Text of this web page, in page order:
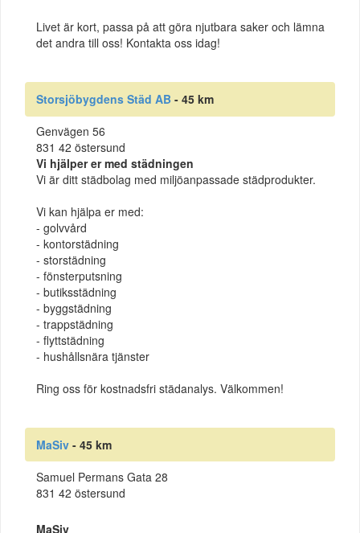
Livet är kort, passa på att göra njutbara saker och lämna
det andra till oss! Kontakta oss idag!
Storsjöbygdens Städ AB - 45 km
Genvägen 56
831 42 östersund
Vi hjälper er med städningen
Vi är ditt städbolag med miljöanpassade städprodukter.
Vi kan hjälpa er med:
- golvvård
- kontorstädning
- storstädning
- fönsterputsning
- butiksstädning
- byggstädning
- trappstädning
- flyttstädning
- hushållsnära tjänster
Ring oss för kostnadsfri städanalys. Välkommen!
MaSiv - 45 km
Samuel Permans Gata 28
831 42 östersund
MaSiv